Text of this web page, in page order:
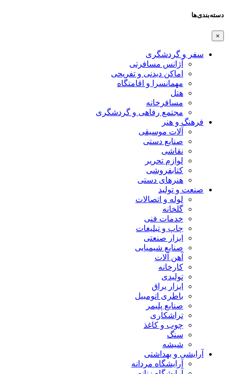
دسته‌بندی‌ها
×
سفر و گردشگری
آژانس مسافرتی
اماکن دیدنی و تفریحی
مهمانسرا و اقامتگاه
هتل
مسافرخانه
مجتمع رفاهی و گردشگری
فرهنگ و هنر
آلات موسیقی
صنایع دستی
نقاشی
لوازم تحریر
کتابفروشی
هنرهای دستی
صنعت و تولید
لوله و اتصالات
گلخانه
خدمات فنی
چاپ و تبلیغات
ابزار صنعتی
صنایع شیمیایی
آهن آلات
کارخانه
تولیدی
ابزار یراق
باطری اتومبیل
صنایع پلیمر
تراشکاری
چوب و کاغذ
سنگ
شیشه
آرایشی و بهداشتی
آرایشگاه مردانه